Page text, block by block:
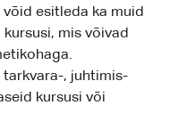
võid esitleda ka muid
mis võivad
tarkvara-, juhtimis-
kursusi või